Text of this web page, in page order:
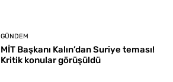
GÜNDEM
MİT Başkanı Kalın’dan Suriye teması!
Kritik konular görüşüldü